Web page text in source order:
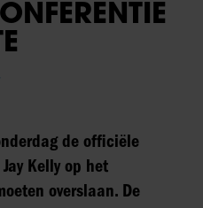
de officiële
Kelly op het
overslaan. De